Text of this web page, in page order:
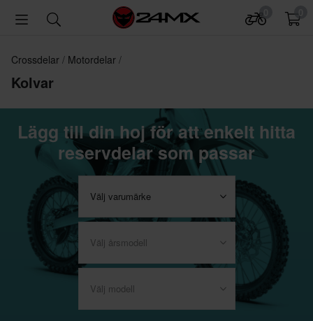
Crossdelar Motordelar
Kolvar
Lägg till din hoj för att enkelt hitta
reservdelar som passar
Välj varumärke
Välj årsmodell
Välj modell